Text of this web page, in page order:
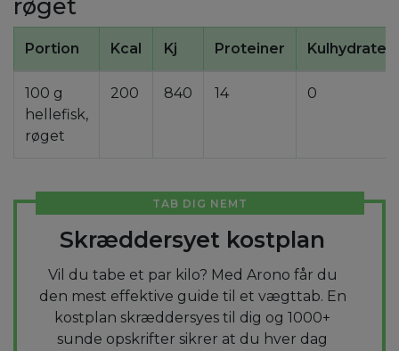
røget
Portion Kcal Kj Proteiner Kulhydrater
100 g
hellefisk,
røget
200 840 14 0
TAB DIG NEMT
Skræddersyet kostplan
Vil du tabe et par kilo? Med Arono får du
den mest effektive guide til et vægttab. En
kostplan skræddersyes til dig og 1000+
sunde opskrifter sikrer at du hver dag